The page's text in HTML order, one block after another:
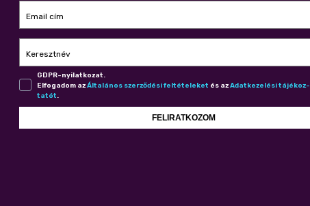
Email cím
Keresztnév
GDPR-nyilatkozat.
Elfogadom azÁl­ta­lá­nos szer­ző­dé­si fel­té­te­le­ket és azAdat­ke­ze­lé­si tá­jé­koz­
ta­tót.
FELIRATKOZOM